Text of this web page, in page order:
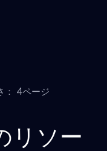
： 4ページ
リソー